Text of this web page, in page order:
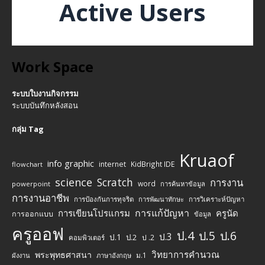
Active Users
Work Space
ระบบใบงานกิจกรรม
ระบบบันทึกหลังสอน
กลุ่ม Tag
flowchart info graphic internet KidBright IDE Kruaof
powerpoint science Scratch word การค้นหาข้อมูล
การงาน
การงานอาชีพ
การป้องกันการทุจริต การพัฒนาทักษะ การวิเคราะห์ปัญหา
การออกแบบ การเขียนโปรแกรม การแก้ปัญหา ข้อมูล ครูนัด
ครูออฟ คอมพิวเตอร์ ป.1 ป.2 ป .2 ป.3 ป.4 ป.5 ป.6
ผังงาน พระพุทธศาสนา ภาษาอังกฤษ ม.1 วิทยาการคำนวณ